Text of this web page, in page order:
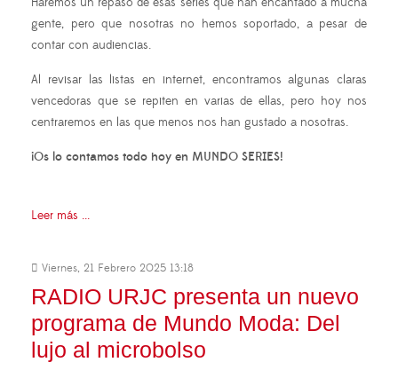
gente, pero que nosotras no hemos soportado, a pesar de
contar con audiencias.
Al revisar las listas en internet, encontramos algunas claras
vencedoras que se repiten en varias de ellas, pero hoy nos
centraremos en las que menos nos han gustado a nosotras.
¡Os lo contamos todo hoy en MUNDO SERIES!
Leer más ...
Viernes, 21 Febrero 2025 13:18
RADIO URJC presenta un nuevo
programa de Mundo Moda: Del
lujo al microbolso